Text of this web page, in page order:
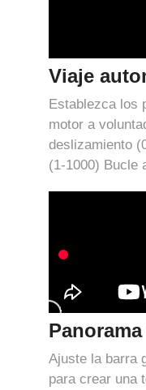
Viaje
Establezca los
motor a
deslizamiento
(1-1000) Bucle
Ajuste la barra
para crear una